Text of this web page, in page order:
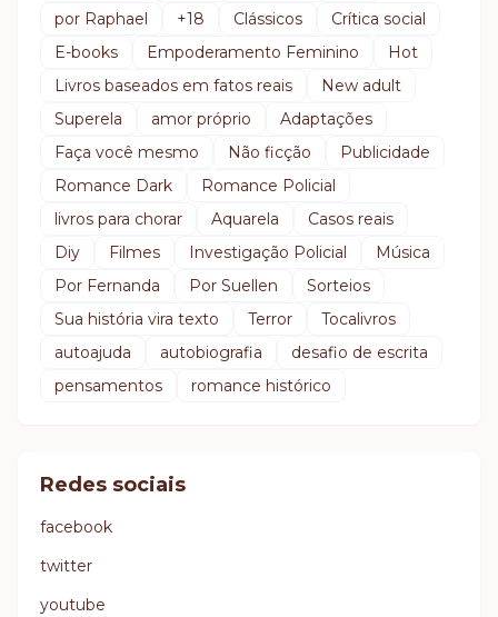
por Raphael
+18 Clássicos
Crítica social
E-books
Empoderamento Feminino
Hot
Livros baseados em fatos reais
New adult
Superela
amor próprio
Adaptações
Faça você mesmo
Não ficção
Publicidade
Romance Dark
Romance Policial
livros para chorar
Aquarela
Casos reais
Diy
Filmes Investigação Policial
Música
Por Fernanda
Por Suellen
Sorteios
Sua história vira texto
Terror
Tocalivros
autoajuda
autobiografia
desafio de escrita
pensamentos
romance histórico
Redes sociais
facebook
twitter
youtube